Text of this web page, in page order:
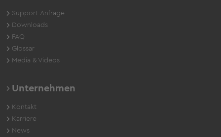
Support-Anfrage
Downloads
FAQ
Glossar
Media & Videos
Unternehmen
Kontakt
Karriere
News